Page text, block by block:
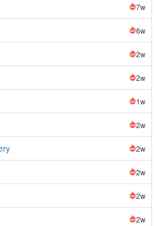
7w
6w
2w
2w
1w
2w
2w
2w
2w
2w